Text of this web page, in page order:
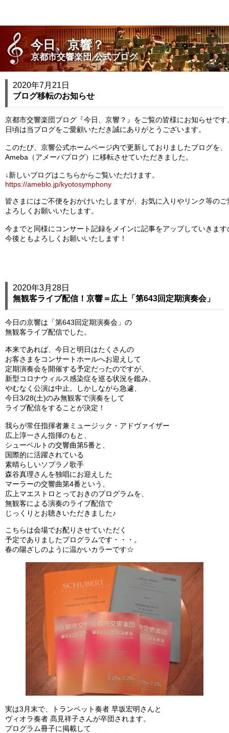
今日、京響？
京都市交響楽団 公式ブログ
2020年7月21日
ブログ移転のお知らせ
京都市交響楽団ブログ『今日、京響？』をご覧の皆様にお知らせです
日頃は当ブログをご愛顧いただき誠にありがとうございます。
このたび、京響公式ホームページ内で更新しておりましたブログを、
Ameba（アメーバブログ）に移転させていただきました。
↓新しいブログはこちらからご覧いただけます。
https://ameblo.jp/kyotosymphony
皆さまにはご不便をおかけいたしますが、お気に入りやリンク等のご
よろしくお願いいたします。
今までと同様にコンサート記録をメインに記事をアップしていきます
今後ともよろしくお願いいたします！
2020年3月28日
無観客ライブ配信！京響＝広上「第643回定期演奏会」
今日の京響は「第643回定期演奏会」の
無観客ライブ配信でした。
本来であれば、今日と明日はたくさんの
お客さまをコンサートホールへお迎えして
定期演奏会を開催する予定だったのですが、
新型コロナウィルス感染症を巡る状況を鑑み、
やむなく公演は中止。しかしながら急遽、
今日3/28(土)のみ無観客で演奏をして
ライブ配信をすることが決定！
我らが常任指揮者兼ミュージック・アドヴァイザー
広上淳一さん指揮のもと、
シューベルトの交響曲第5番と、
国際的に活躍されている
素晴らしいソプラノ歌手
森谷真理さんを独唱にお迎えした
マーラーの交響曲第4番という、
広上マエストロとっておきのプログラムを、
無観客による演奏のライブ配信で
じっくりとお聴きいただきました♪
こちらは会場でお配りさせていただく
予定でありましたプログラムです・・・。
春の陽ざしのように温かいカラーです☆
実は3月末で、トランペット奏者 早坂宏明さんと
ヴィオラ奏者 髙見祥子さんが卒団されます。
プログラム冊子に掲載して